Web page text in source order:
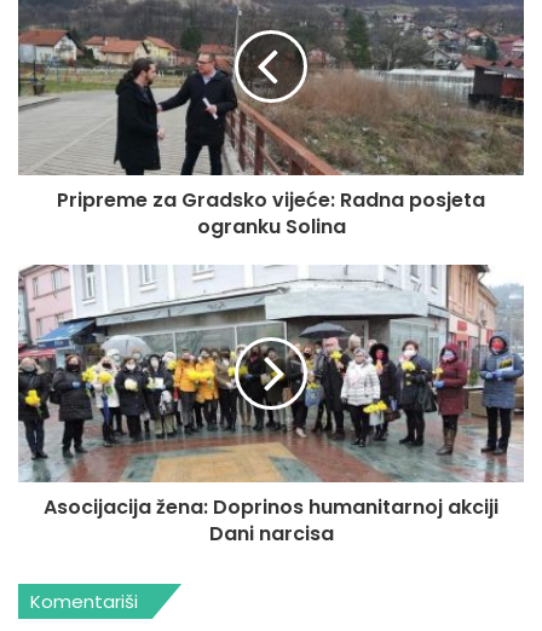
Pripreme za Gradsko vijeće: Radna posjeta
ogranku Solina
Asocijacija žena: Doprinos humanitarnoj akciji
Dani narcisa
Komentariši